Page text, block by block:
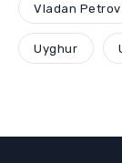
Vladan Petrov
Uyghur